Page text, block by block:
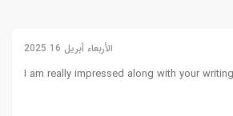
الأربعاء أبريل 16 2025
I am really impressed along with your